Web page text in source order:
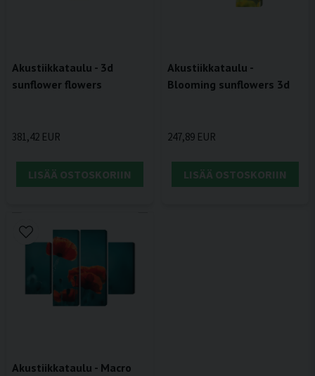
Akustiikkataulu - 3d
sunflower flowers
381,42 EUR
LISÄÄ OSTOSKORIIN
Akustiikkataulu -
Blooming sunflowers 3d
247,89 EUR
LISÄÄ OSTOSKORIIN
Akustiikkataulu - Macro